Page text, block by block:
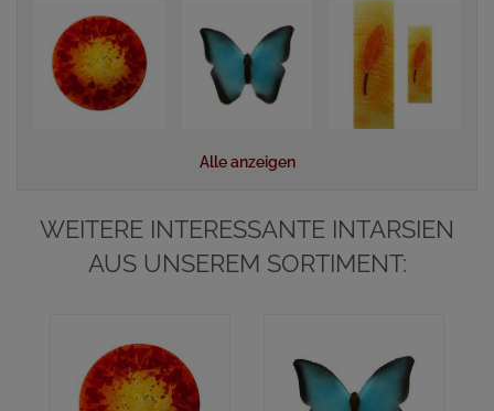
Alle anzeigen
WEITERE INTERESSANTE INTARSIEN
AUS UNSEREM SORTIMENT: